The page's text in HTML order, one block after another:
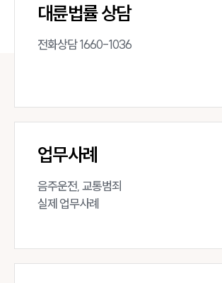
대륜법률 상담
전화상담 1660-1036
업무사례
음주운전, 교통범죄
실제 업무사례